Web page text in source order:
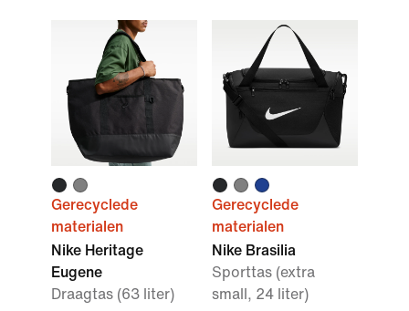
Gerecyclede
materialen
Nike Heritage
Eugene
Draagtas (63 liter)
Gerecyclede
materialen
Nike Brasilia
Sporttas (extra
small, 24 liter)